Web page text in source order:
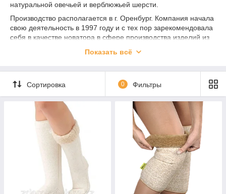
натуральной овечьей и верблюжьей шерсти.
Производство располагается в г. Оренбург. Компания начала
свою деятельность в 1997 году и с тех пор зарекомендовала
себя в качестве новатора в сфере производства изделий из
изготовления эластичных согревающих изделий из шерсти,
Каждый день выпускаются тысячи единиц готовой продукции,
которая продаётся по всей России и странам ближнего
зарубежья! Ассортимент продукции постоянно расширяется,
линейка продукции представлена огромным разнообразием
мужских, женских и детских носков, поясов, наколенников,
домашних тапочек, жилеток, одеял, пледов, подушек и
покрывал, курток и жакетов, продукции для кухни, бани и
разрабатывают новые модели, совершенствуют
продукцию, обращая внимание на каждую деталь.
Миссия компании заключается в предоставлении
покупателям высококачественной продукции из натуральной
шерсти и хлопка, стильной и современной, отвечающей
Показать всё
Сортировка 0 Фильтры